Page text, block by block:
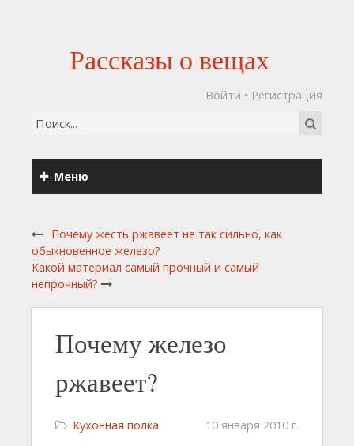
Рассказы о вещах
Войти • Регистрация
Меню
Почему жесть ржавеет не так сильно, как
обыкновенное железо?
Какой материал самый прочный и самый
непрочный?
Почему железо
ржавеет?
Кухонная полка 10 января 2010 г.